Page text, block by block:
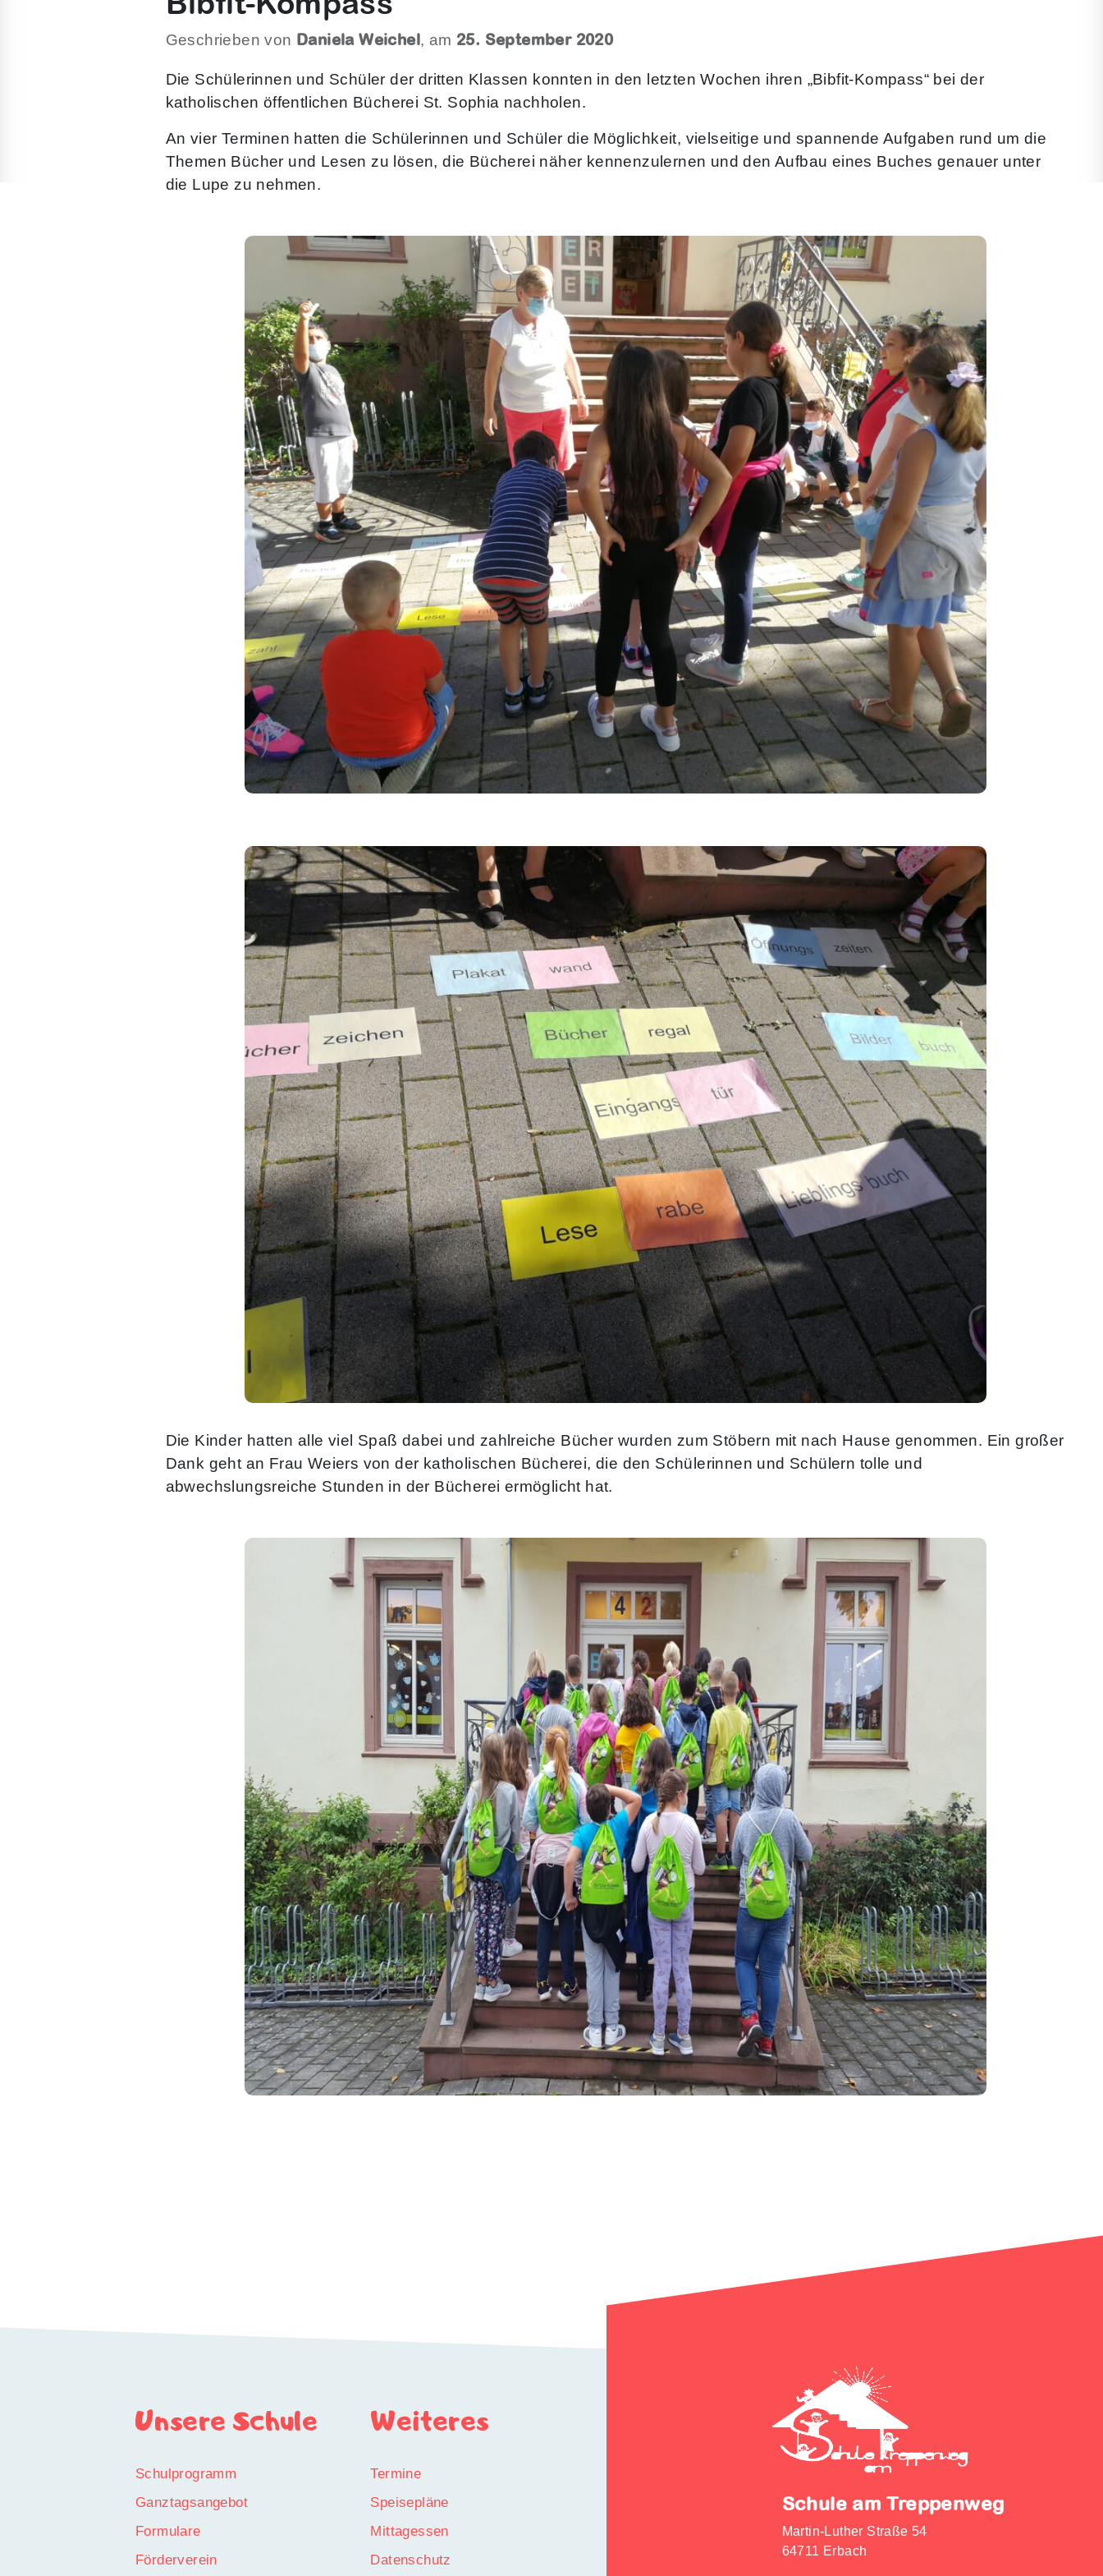
Geschrieben von Daniela Weichel, am 25. September 2020
Die Schülerinnen und Schüler der dritten Klassen konnten in den letzten Wochen ihren „Bibfit-Kompass“ bei der
katholischen öffentlichen Bücherei St. Sophia nachholen.
An vier Terminen hatten die Schülerinnen und Schüler die Möglichkeit, vielseitige und spannende Aufgaben rund um die
Themen Bücher und Lesen zu lösen, die Bücherei näher kennenzulernen und den Aufbau eines Buches genauer unter
die Lupe zu nehmen.
Die Kinder hatten alle viel Spaß dabei und zahlreiche Bücher wurden zum Stöbern mit nach Hause genommen. Ein großer
Dank geht an Frau Weiers von der katholischen Bücherei, die den Schülerinnen und Schülern tolle und
abwechslungsreiche Stunden in der Bücherei ermöglicht hat.
Unsere Schule
Schulprogramm
Ganztagsangebot
Formulare
Förderverein
Weiteres
Termine
Speisepläne
Mittagessen
Datenschutz
Schule am Treppenweg
Martin-Luther Straße 54
64711 Erbach